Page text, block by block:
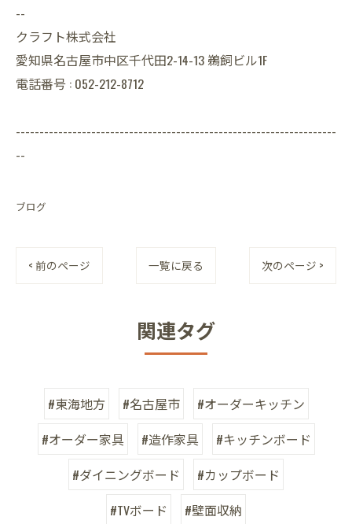
--
クラフト株式会社
愛知県名古屋市中区千代田2-14-13 鵜飼ビル1F
電話番号 : 052-212-8712
--------------------------------------------------------------------
--
ブログ
< 前のページ 一覧に戻る 次のページ >
関連タグ
#東海地方 #名古屋市
#オーダーキッチン
#オーダー家具
#造作家具
#キッチンボード
#ダイニングボード
#カップボード
#TVボード
#壁面収納